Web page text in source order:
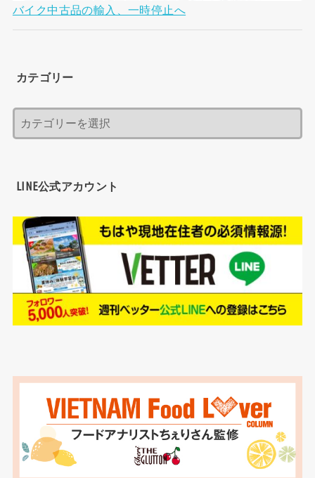
バイク中古品の輸入、一時停止へ
カテゴリー
LINE公式アカウント